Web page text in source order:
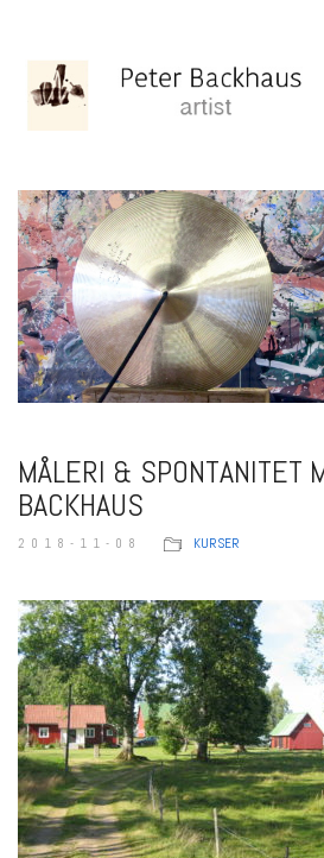
MÅLERI & SPONTANITET
BACKHAUS
2018-11-08 KURSER